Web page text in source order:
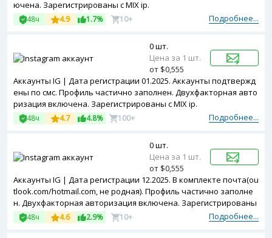
ючена. Зарегистрированы с MIX ip.
Подробнее...
48ч 4.9 1.7% 10+
Аккаунты IG | Дата регистрации 01.2025. Аккаунты подтвержд
ены по смс. Профиль частично заполнен. Двухфакторная авто
ризация включена. Зарегистрированы с MIX ip.
Подробнее...
48ч 4.7 4.8% 100+
0 шт.
Цена за 1 шт.
от $0,555
Аккаунты IG | Дата регистрации 12.2025. В комплекте почта(ou
tlook.com/hotmail.com, не родная). Профиль частично заполне
н. Двухфакторная авторизация включена. Зарегистрированы
с MIX ip.
Подробнее...
48ч 4.6 2.9% 10+
0 шт.
Цена за 1 шт.
от $0,555